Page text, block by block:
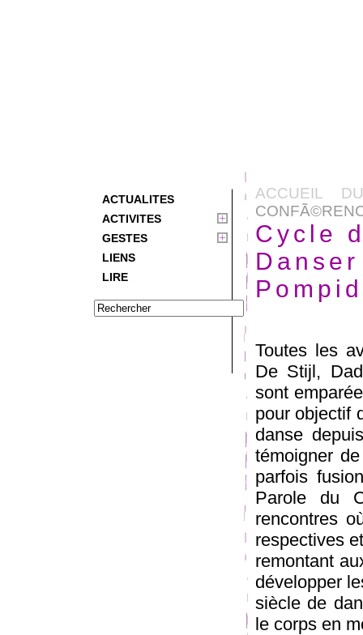
ACTUALITES
ACTIVITES
GESTES
LIENS
LIRE
ACCUEIL
Cycle
Toutes les
De Stijl,
sont
pour objectif
danse
témoigner
parfois
Parole du
rencontres
respectives
remontant
développer
siècle de
le corps en